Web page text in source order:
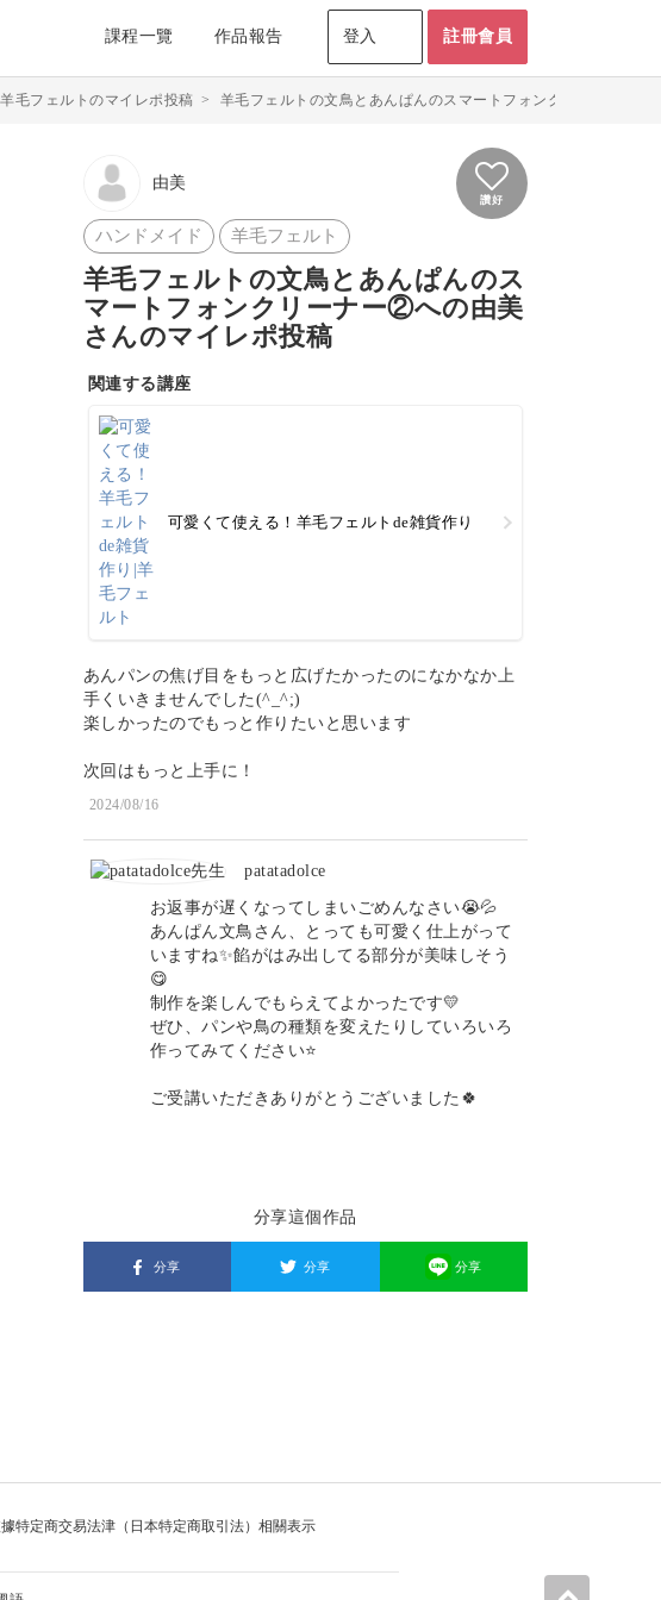
課程一覽 作品報告 登入 註冊會員
羊毛フェルトのマイレポ投稿 > 羊毛フェルトの文鳥とあんぱんのスマートフォンクリーナー②の
由美
讚好
ハンドメイド 羊毛フェルト
羊毛フェルトの文鳥とあんぱんのス
マートフォンクリーナー②への由美
さんのマイレポ投稿
関連する講座
可愛くて使える！羊毛フェルトde雑貨作り
あんパンの焦げ目をもっと広げたかったのになかなか上
手くいきませんでした(^_^;)
楽しかったのでもっと作りたいと思います
次回はもっと上手に！
2024/08/16
patatadolce
お返事が遅くなってしまいごめんなさい😭💦
あんぱん文鳥さん、とっても可愛く仕上がって
いますね✨餡がはみ出してる部分が美味しそう
😋
制作を楽しんでもらえてよかったです💛
ぜひ、パンや鳥の種類を変えたりしていろいろ
作ってみてください⭐️
ご受講いただきありがとうございました🍀
分享這個作品
分享 分享 分享
特定商交易法津（日本特定商取引法）相關表示